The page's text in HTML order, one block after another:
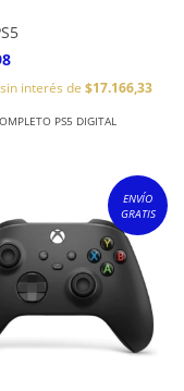
interés de $17.166,33
PS5 DIGITAL
ENVÍO
GRATIS